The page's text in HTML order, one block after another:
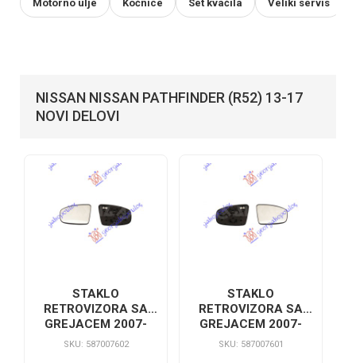
Motorno ulje Kočnice Set kvačila Veliki servis
NISSAN NISSAN PATHFINDER (R52) 13-17
NOVI DELOVI
STAKLO
RETROVIZORA SA
GREJACEM 2007-
SKU: 587007602
STAKLO
RETROVIZORA SA
GREJACEM 2007-
SKU: 587007601